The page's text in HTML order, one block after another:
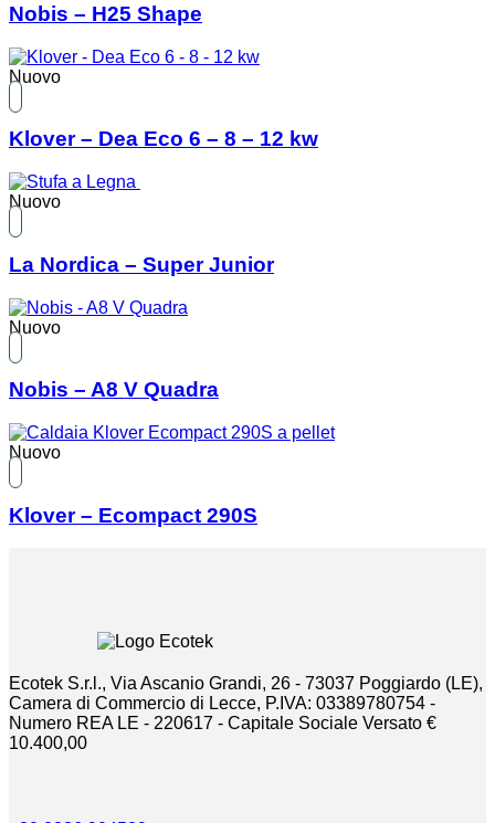
Nobis – H25 Shape
Nuovo
Klover – Dea Eco 6 – 8 – 12 kw
Nuovo
La Nordica – Super Junior
Nuovo
Nobis – A8 V Quadra
Nuovo
Klover – Ecompact 290S
Ecotek S.r.l., Via Ascanio Grandi, 26 - 73037 Poggiardo (LE),
Camera di Commercio di Lecce, P.IVA: 03389780754 -
Numero REA LE - 220617 - Capitale Sociale Versato €
10.400,00